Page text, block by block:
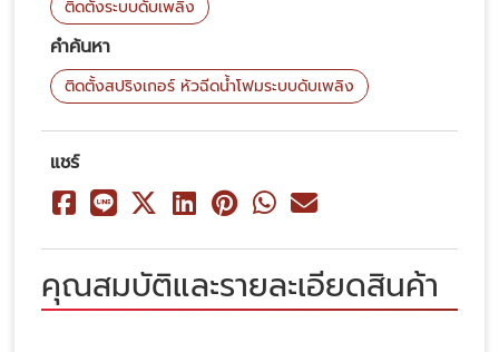
ติดตั้งระบบดับเพลิง
คำค้นหา
ติดตั้งสปริงเกอร์ หัวฉีดน้ำโฟมระบบดับเพลิง
แชร์
คุณสมบัติและรายละเอียดสินค้า